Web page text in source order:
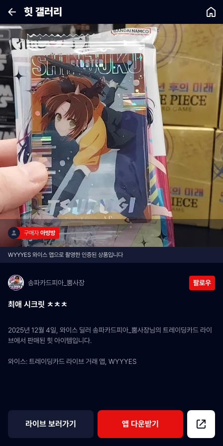
힛 갤러리
구매자 아방방
WYYYES 와이스 앱으로 촬영한 인증된 상품입니다
송파카드피아_뿜사장 팔로우
최애 시크릿 ㅊㅊㅊ
2025년 12월 4일, 와이스 딜러 송파카드피아_뿜사장님의 트레이딩카드 라이
브에서 판매된 힛 아이템입니다.
와이스: 트레이딩카드 라이브 거래 앱, WYYYES
라이브 보러가기 앱 다운받기